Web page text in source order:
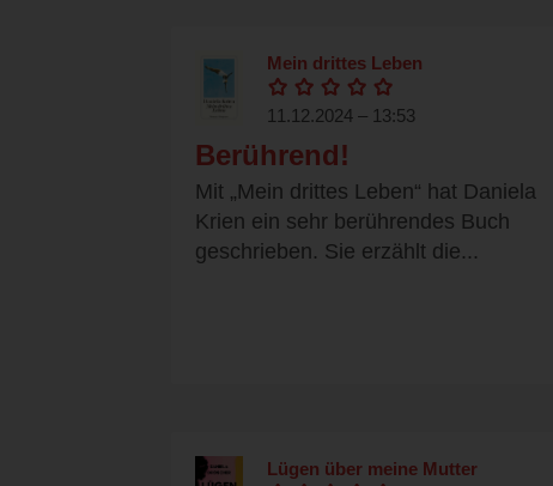
Mein drittes Leben
11.12.2024 – 13:53
Berührend!
Mit „Mein drittes Leben“ hat Daniela
Krien ein sehr berührendes Buch
geschrieben. Sie erzählt die...
Lügen über meine Mutter